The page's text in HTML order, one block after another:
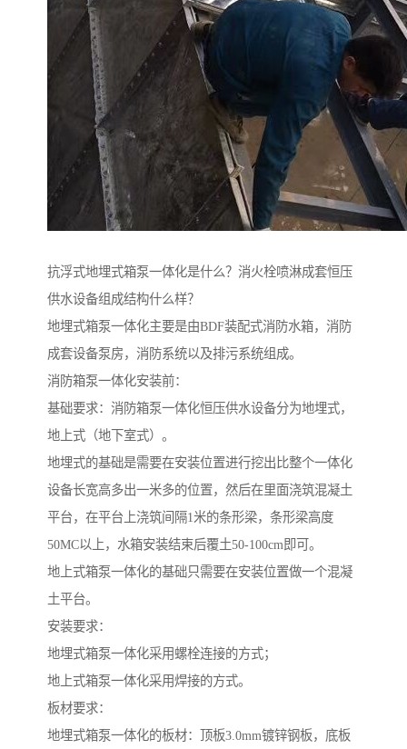
抗浮式地埋式箱泵一体化是什么？消火栓喷淋成套恒压
供水设备组成结构什么样？
地埋式箱泵一体化主要是由BDF装配式消防水箱，消防
成套设备泵房，消防系统以及排污系统组成。
消防箱泵一体化安装前：
基础要求：消防箱泵一体化恒压供水设备分为地埋式，
地上式（地下室式）。
地埋式的基础是需要在安装位置进行挖出比整个一体化
设备长宽高多出一米多的位置，然后在里面浇筑混凝土
平台，在平台上浇筑间隔1米的条形梁，条形梁高度
50MC以上，水箱安装结束后覆土50-100cm即可。
地上式箱泵一体化的基础只需要在安装位置做一个混凝
土平台。
安装要求：
地埋式箱泵一体化采用螺栓连接的方式；
地上式箱泵一体化采用焊接的方式。
板材要求：
地埋式箱泵一体化的板材：顶板3.0mm镀锌钢板，底板